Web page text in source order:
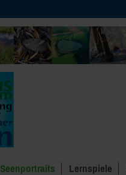
Seenportraits Lernspiele